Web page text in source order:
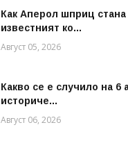
Как Аперол шприц стана
известният ко...
Август 05, 2026
Какво се е случило на 6
историче...
Август 06, 2026